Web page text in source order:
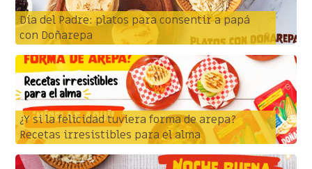
Día del Padre: platos para consentir a papá
con Doñarepa
¿Y si la felicidad tuviera forma de arepa?
Recetas irresistibles para el alma